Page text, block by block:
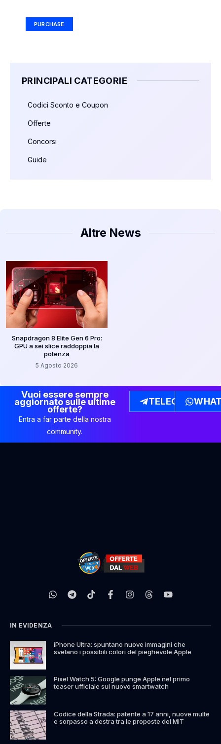
PURCHASE
PRINCIPALI CATEGORIE
Codici Sconto e Coupon
Offerte
Concorsi
Guide
Altre News
Snapdragon 8 Elite Gen 6 Pro:
GPU a sei slice raddoppia la
potenza
5 Agosto 2026
Vuoi essere sempre
aggiornato sulle ultime
offerte?
Entra a far parte della nostra
community.
TELEGRAM
IN EVIDENZA
iPhone Ultra: spuntano nuove immagini che
svelano i possibili colori del pieghevole Apple
Pixel Watch 5: Google punge Apple nel primo
teaser ufficiale sul nuovo smartwatch
Codice della Strada: patente a 17 anni, nuove multe
e sorpasso a destra tra le proposte del MIT